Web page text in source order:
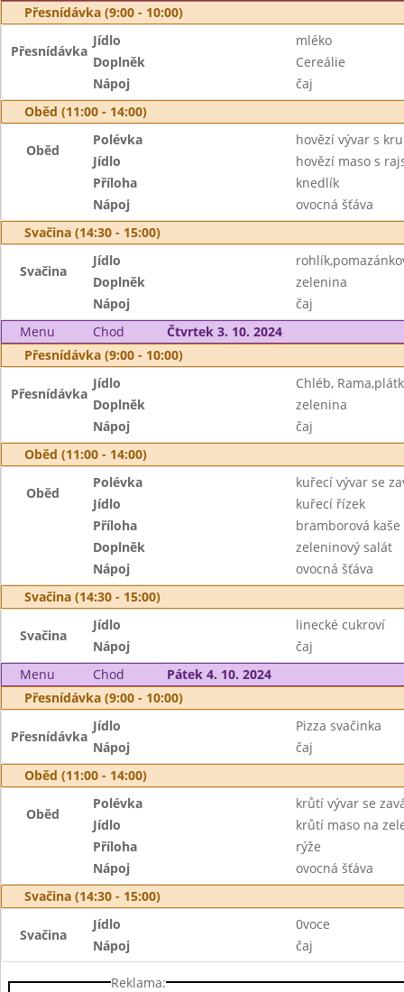
Přesnídávka (9:00 - 10:00)
Přesnídávka
Jídlo
mléko
Doplněk
Cereálie
Nápoj
čaj
Oběd (11:00 - 14:00)
Oběd
Polévka
hovězí vývar s
Jídlo
hovězí maso s
Příloha
knedlík
Nápoj
ovocná šťáva
Svačina (14:30 - 15:00)
Svačina
Jídlo
Doplněk
zelenina
Nápoj
čaj
Menu
Chod
Čtvrtek 3. 10. 2024
Přesnídávka (9:00 - 10:00)
Přesnídávka
Jídlo
Chléb,
Doplněk
zelenina
Nápoj
čaj
Oběd (11:00 - 14:00)
Oběd
Polévka
kuřecí vývar se
Jídlo
kuřecí řízek
Příloha
bramborová kaše
Doplněk
zeleninový salát
Nápoj
ovocná šťáva
Svačina (14:30 - 15:00)
Svačina
Jídlo
linecké cukroví
Nápoj
čaj
Menu
Chod
Pátek 4. 10. 2024
Přesnídávka (9:00 - 10:00)
Přesnídávka
Jídlo
Pizza svačinka
Nápoj
čaj
Oběd (11:00 - 14:00)
Oběd
Polévka
krůtí vývar se
Jídlo
krůtí maso na
Příloha
rýže
Nápoj
ovocná šťáva
Svačina (14:30 - 15:00)
Svačina
Jídlo
0voce
Nápoj
čaj
Reklama: